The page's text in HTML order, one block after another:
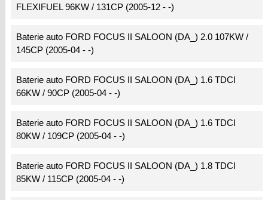
FLEXIFUEL 96KW / 131CP (2005-12 - -)
Baterie auto FORD FOCUS II SALOON (DA_) 2.0 107KW /
145CP (2005-04 - -)
Baterie auto FORD FOCUS II SALOON (DA_) 1.6 TDCI
66KW / 90CP (2005-04 - -)
Baterie auto FORD FOCUS II SALOON (DA_) 1.6 TDCI
80KW / 109CP (2005-04 - -)
Baterie auto FORD FOCUS II SALOON (DA_) 1.8 TDCI
85KW / 115CP (2005-04 - -)